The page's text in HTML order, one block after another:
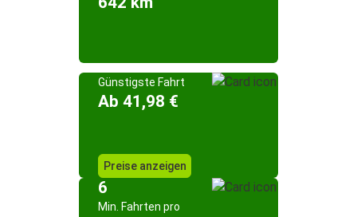
Günstigste Fahrt
Ab 41,98 €
Preise anzeigen
6
Min. Fahrten pro